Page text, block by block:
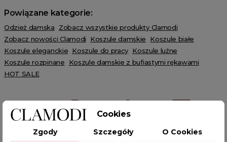
Powiązane kategorie:
Odzież damska
Zobacz wszystkie produkty Clamodi
Zobacz nowości Clamodi
Koszule damskie
Koszule białe
Koszule eleganckie Koszule do pracy Koszule luźne
Koszule rozpinane
Koszule damskie z bufiastymi rękawami
HOT SALE
Cookies
Zgody Szczegóły O Cookies